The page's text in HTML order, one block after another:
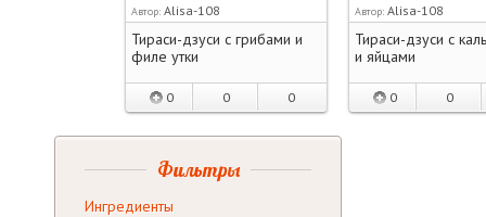
Автор: Alisa-108
Тираси-дзуси с грибами и
филе утки
0 0 0
Автор: Alisa-108
Тираси-дзуси с
и яйцами
0 0
Фильтры
Ингредиенты